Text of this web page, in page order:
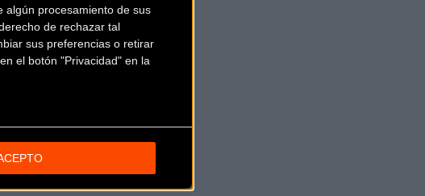
algún procesamiento de sus
de rechazar tal
sus preferencias o retirar
el botón "Privacidad" en la